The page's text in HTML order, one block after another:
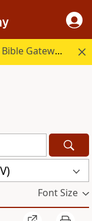
Gateway Plus.
Font Size